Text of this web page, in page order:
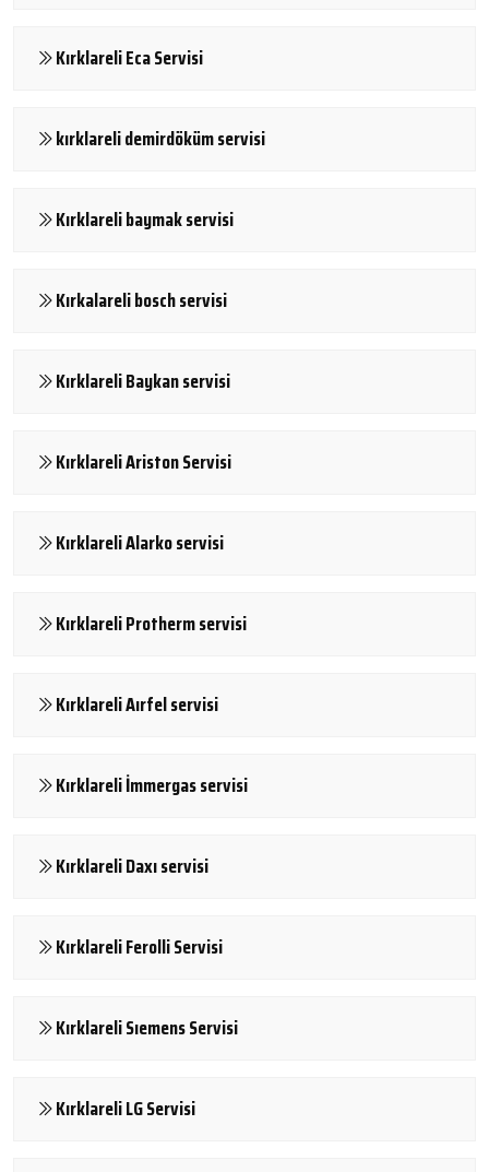
Kırklareli Eca Servisi
kırklareli demirdöküm servisi
Kırklareli baymak servisi
Kırkalareli bosch servisi
Kırklareli Baykan servisi
Kırklareli Ariston Servisi
Kırklareli Alarko servisi
Kırklareli Protherm servisi
Kırklareli Aırfel servisi
Kırklareli İmmergas servisi
Kırklareli Daxı servisi
Kırklareli Ferolli Servisi
Kırklareli Sıemens Servisi
Kırklareli LG Servisi